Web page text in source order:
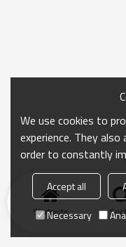
Startseite
We use cookies to
experience. They
order to constantly
Accept all
Necessary